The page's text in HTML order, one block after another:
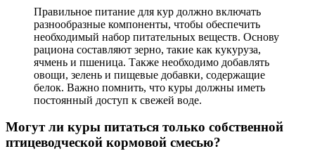
Правильное питание для кур должно включать
разнообразные компоненты, чтобы обеспечить
необходимый набор питательных веществ. Основу
рациона составляют зерно, такие как кукуруза,
ячмень и пшеница. Также необходимо добавлять
овощи, зелень и пищевые добавки, содержащие
белок. Важно помнить, что куры должны иметь
постоянный доступ к свежей воде.
Могут ли куры питаться только собственной
птицеводческой кормовой смесью?